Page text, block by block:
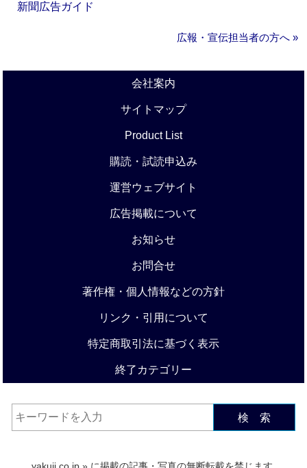
新聞広告ガイド
広報・宣伝担当者の方へ »
会社案内
サイトマップ
Product List
購読・試読申込み
運営ウェブサイト
広告掲載について
お知らせ
お問合せ
著作権・個人情報などの方針
リンク・引用について
特定商取引法に基づく表示
終了カテゴリー
検 索